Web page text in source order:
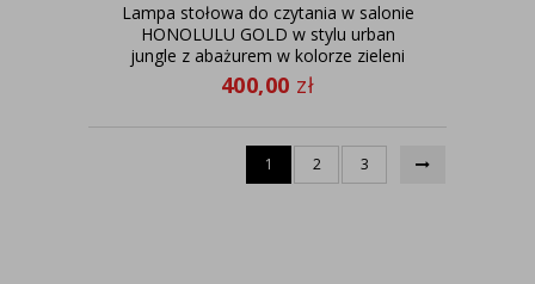
Lampa stołowa do czytania w salonie
HONOLULU GOLD w stylu urban
jungle z abażurem w kolorze zieleni
butelkowej ze złotym wnętrzem
400,00 zł
1 2 3